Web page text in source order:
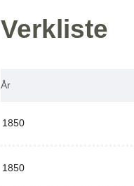
Verkliste
År
1850
1850